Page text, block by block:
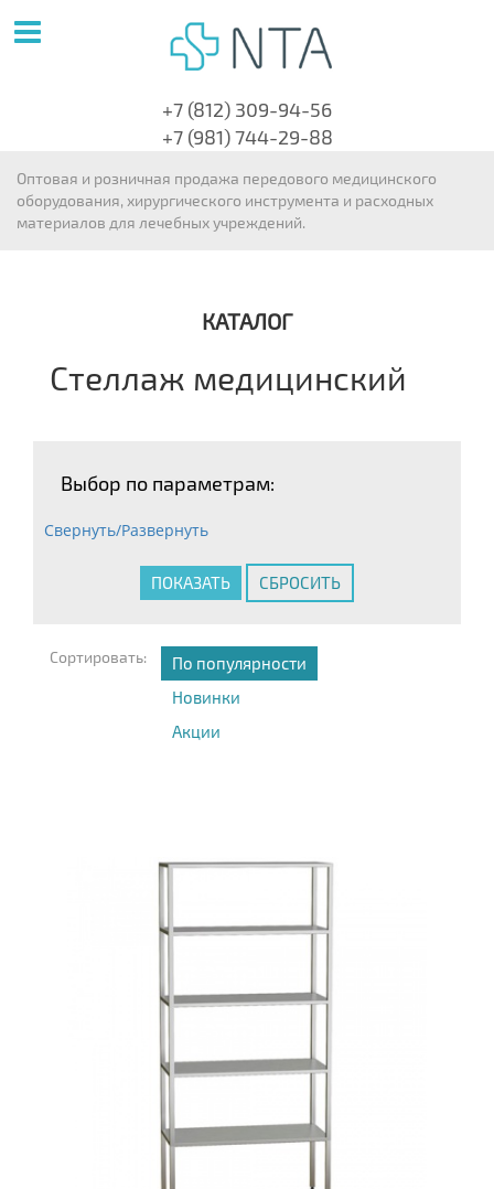
+7 (812) 309-94-56
+7 (981) 744-29-88
Оптовая и розничная продажа передового медицинского
оборудования, хирургического инструмента и расходных
материалов для лечебных учреждений.
КАТАЛОГ
Стеллаж медицинский
Выбор по параметрам:
Свернуть/Развернуть
Сортировать:
По популярности
Новинки
Акции